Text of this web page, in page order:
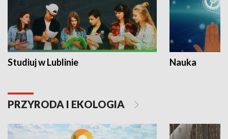
Studiuj w Lublinie Nauka
PRZYRODA I EKOLOGIA